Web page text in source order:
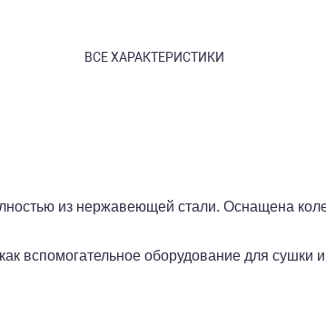
ВСЕ ХАРАКТЕРИСТИКИ
из нержавеющей стали. Оснащена
вспомогательное оборудование для сушки